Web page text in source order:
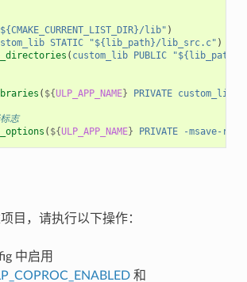
lib" )
STATIC "${lib_path}/lib_src.c" )
( custom_lib PUBLIC "${lib_path}/
( ${ULP_APP_NAME} PRIVATE custom_lib
志
( ${ULP_APP_NAME} PRIVATE -msave-
目，请执行以下操作：
中启用
和